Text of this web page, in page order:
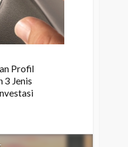
Profil
3 Jenis